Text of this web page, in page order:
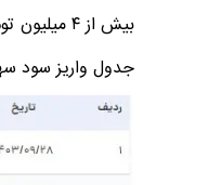
بیش از ۴ میلیون تومان سود بابت سود سهام عدالت ۱۴۰۲ دریافت کنند.
جدول واریز سود